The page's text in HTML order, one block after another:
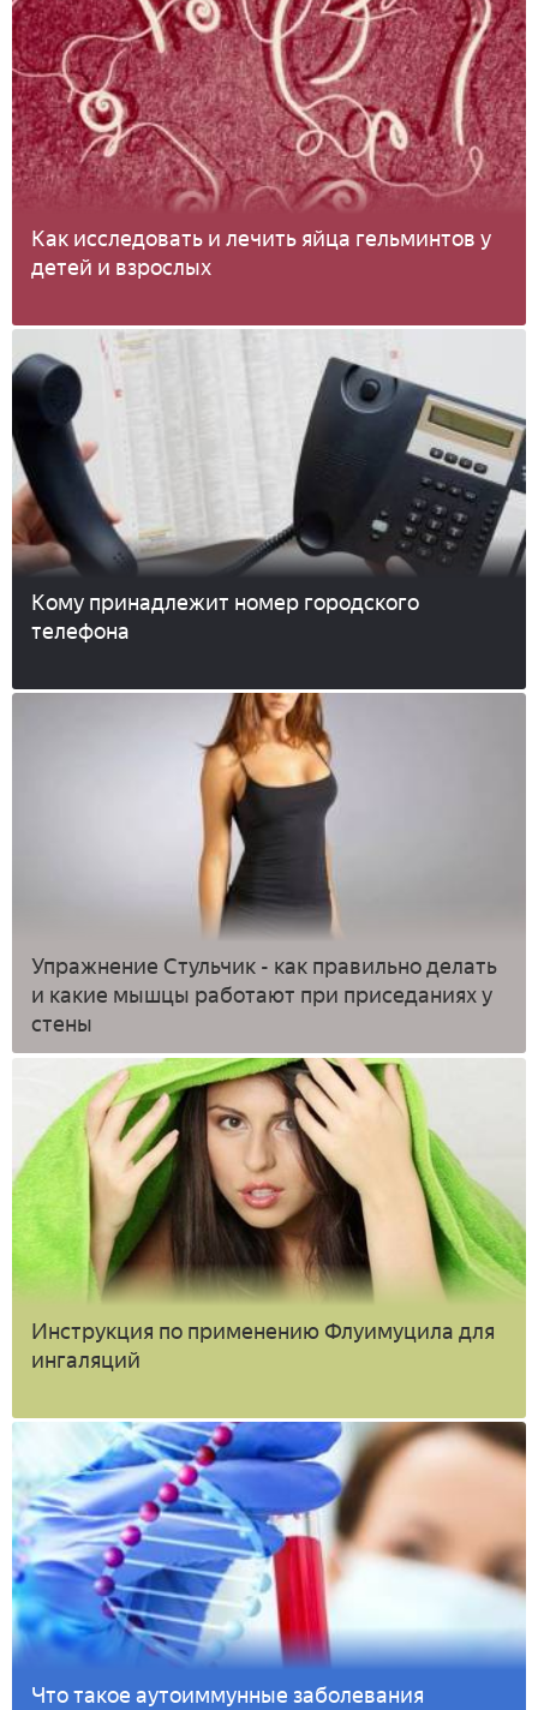
Как исследовать и лечить яйца гельминтов у
детей и взрослых
Кому принадлежит номер городского
телефона
Упражнение Стульчик - как правильно делать
и какие мышцы работают при приседаниях у
стены
Инструкция по применению Флуимуцила для
ингаляций
Что такое аутоиммунные заболевания